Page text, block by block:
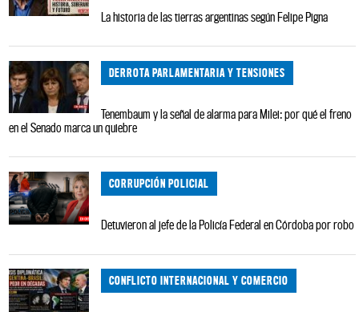
La historia de las tierras argentinas según Felipe Pigna
DERROTA PARLAMENTARIA Y TENSIONES
Tenembaum y la señal de alarma para Milei: por qué el freno
en el Senado marca un quiebre
CORRUPCIÓN POLICIAL
Detuvieron al jefe de la Policía Federal en Córdoba por robo
CONFLICTO INTERNACIONAL Y COMERCIO